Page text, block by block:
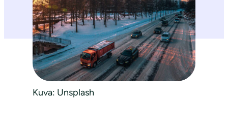
Kuva: Unsplash